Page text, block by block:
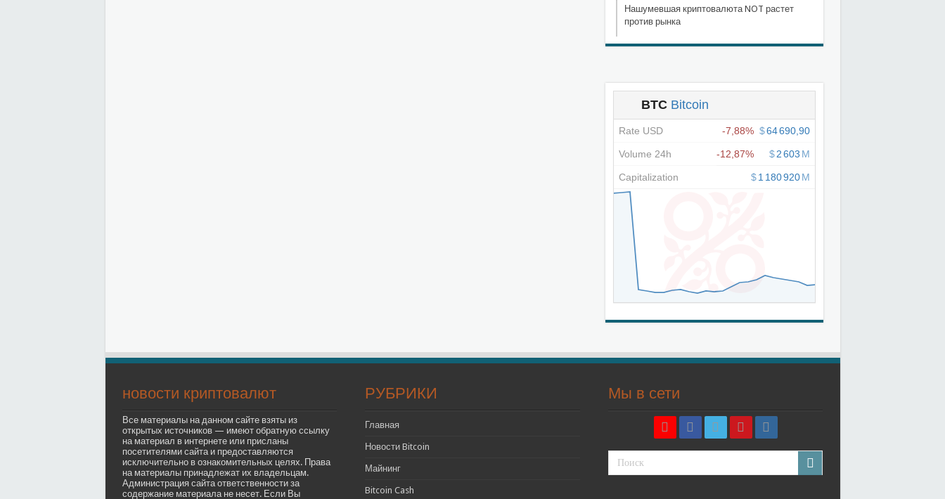
Нашумевшая криптовалюта NOT растет
против рынка
новости криптовалют
Все материалы на данном сайте взяты из
открытых источников — имеют обратную ссылку
на материал в интернете или присланы
посетителями сайта и предоставляются
исключительно в ознакомительных целях. Права
на материалы принадлежат их владельцам.
Администрация сайта ответственности за
содержание материала не несет. Если Вы
РУБРИКИ
Главная
Новости Bitcoin
Майнинг
Bitcoin Cash
Мы в сети